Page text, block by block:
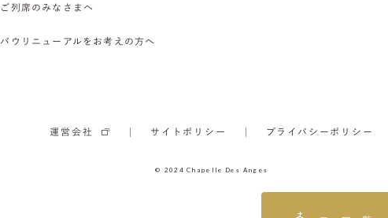
ご列席のみなさまへ
バウリニューアルをお考えの方へ
運営会社 サイトポリシー プライバシーポリシー
© 2024 Chapelle Des Anges